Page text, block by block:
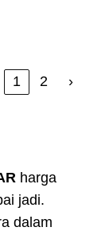
1 2 ›
harga
jadi.
dalam